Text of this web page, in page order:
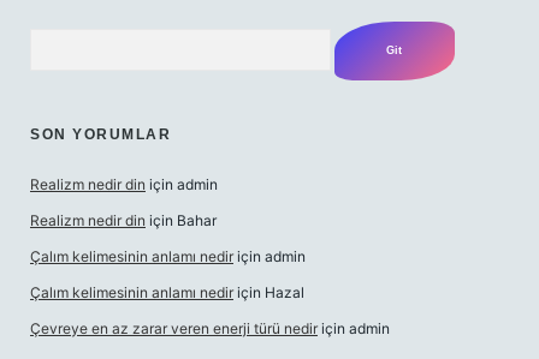
SON YORUMLAR
Realizm nedir din için admin
Realizm nedir din için Bahar
Çalım kelimesinin anlamı nedir için admin
Çalım kelimesinin anlamı nedir için Hazal
Çevreye en az zarar veren enerji türü nedir için admin